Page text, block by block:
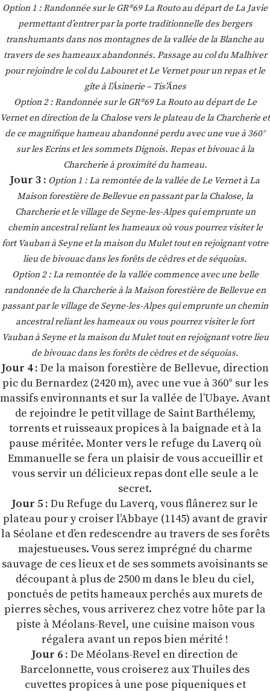
Option 1 : Randonnée sur le GR®69 La Routo au départ de La Javie
permettant d’entrer par la porte traditionnelle des bergers
transhumants dans nos montagnes de la vallée de la Blanche au
travers de ses hameaux abandonnés. Passage au col du Malhiver
pour rejoindre le col du Labouret et Le Vernet pour un repas et le
gîte à l’Âsinerie – Tis’Ânes
Option 2 : Randonnée sur le GR®69 La Routo au départ de Le
Vernet en direction de la Chalose vers le plateau de la Charcherie et
de ce magnifique hameau abandonné perdu avec une vue à 360°
sur les Ecrins et les sommets Dignois. Repas et bivouac à la
Charcherie à proximité du hameau.
Jour 3 : Option 1 : La remontée de la vallée de Le Vernet à La
Maison forestière de Bellevue en passant par la Chalose, la
Charcherie et le village de Seyne-les-Alpes qui emprunte un
chemin ancestral reliant les hameaux où vous pourrez visiter le
fort Vauban à Seyne et la maison du Mulet tout en rejoignant votre
lieu de bivouac dans les forêts de cèdres et de séquoias.
Option 2 : La remontée de la vallée commence avec une belle
randonnée de la Charcherie à la Maison forestière de Bellevue en
passant par le village de Seyne-les-Alpes qui emprunte un chemin
ancestral reliant les hameaux ou vous pourrez visiter le fort
Vauban à Seyne et la maison du Mulet tout en rejoignant votre lieu
de bivouac dans les forêts de cèdres et de séquoias.
Jour 4 : De la maison forestière de Bellevue, direction
pic du Bernardez (2420 m), avec une vue à 360° sur les
massifs environnants et sur la vallée de l’Ubaye. Avant
de rejoindre le petit village de Saint Barthélemy,
torrents et ruisseaux propices à la baignade et à la
pause méritée. Monter vers le refuge du Laverq où
Emmanuelle se fera un plaisir de vous accueillir et
vous servir un délicieux repas dont elle seule a le
secret.
Jour 5 : Du Refuge du Laverq, vous flânerez sur le
plateau pour y croiser l’Abbaye (1145) avant de gravir
la Séolane et d’en redescendre au travers de ses forêts
majestueuses. Vous serez imprégné du charme
sauvage de ces lieux et de ses sommets avoisinants se
découpant à plus de 2500 m dans le bleu du ciel,
ponctués de petits hameaux perchés aux murets de
pierres sèches, vous arriverez chez votre hôte par la
piste à Méolans-Revel, une cuisine maison vous
régalera avant un repos bien mérité !
Jour 6 : De Méolans-Revel en direction de
Barcelonnette, vous croiserez aux Thuiles des
cuvettes propices à une pose piqueniques et